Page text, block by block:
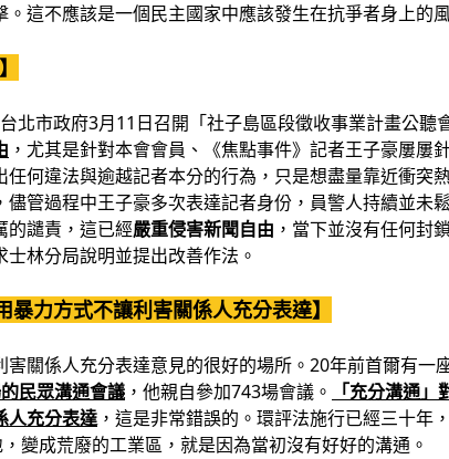
這不應該是一個民主國家中應該發生在抗爭者身上的
台北市政府3月11日召開「社子島區段徵收事業計畫公聽
，尤其是針對本會會員、《焦點事件》記者王子豪屢屢
何違法與逾越記者本分的行為，只是想盡量靠近衝突
管過程中王子豪多次表達記者身份，員警人持續並未
的譴責，這已經嚴重侵害新聞自由 ，當下並沒有任何封
林分局說明並提出改善作法。
暴力方式不讓利害關係人充分表達】
害關係人充分表達意見的很好的場所。20年前首爾有一
民眾溝通會議 ，他親自參加743場會議。 「充分溝通
人充分表達，這是非常錯誤的。環評法施行已經三十年
變成荒廢的工業區，就是因為當初沒有好好的溝通。